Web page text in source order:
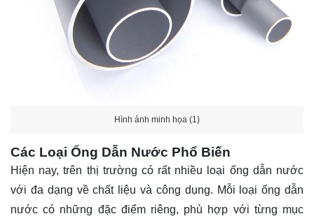
Hình ảnh minh họa (1)
Các Loại Ống Dẫn Nước Phổ Biến
Hiện nay, trên thị trường có rất nhiều loại ống dẫn nước
với đa dạng về chất liệu và công dụng. Mỗi loại ống dẫn
nước có những đặc điểm riêng, phù hợp với từng mục